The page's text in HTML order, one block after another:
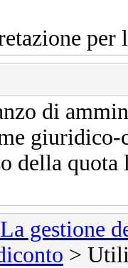
per
di
della quota
La gestione
>